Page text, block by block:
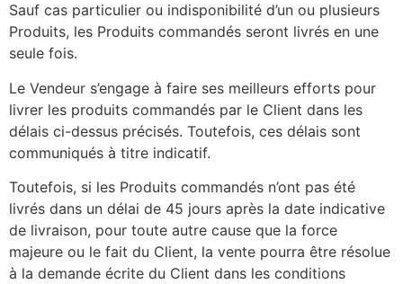
Sauf cas particulier ou indisponibilité d’un ou plusieurs
Produits, les Produits commandés seront livrés en une
seule fois.
Le Vendeur s’engage à faire ses meilleurs efforts pour
livrer les produits commandés par le Client dans les
délais ci-dessus précisés. Toutefois, ces délais sont
communiqués à titre indicatif.
Toutefois, si les Produits commandés n’ont pas été
livrés dans un délai de 45 jours après la date indicative
de livraison, pour toute autre cause que la force
majeure ou le fait du Client, la vente pourra être résolue
à la demande écrite du Client dans les conditions